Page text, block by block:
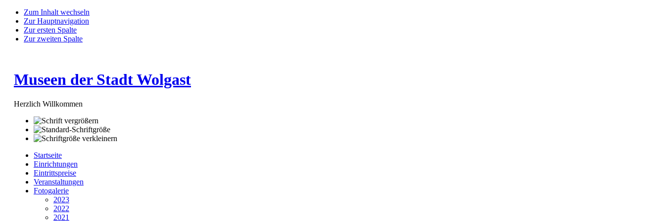
Zum Inhalt wechseln
Zur Hauptnavigation
Zur ersten Spalte
Zur zweiten Spalte
Museen der Stadt Wolgast
Herzlich Willkommen
Startseite
Einrichtungen
Eintrittspreise
Veranstaltungen
Fotogalerie
2023
2022
2021